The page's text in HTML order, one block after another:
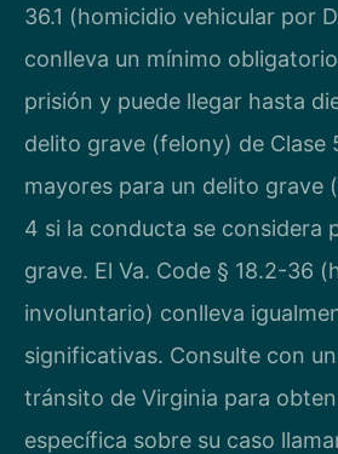
36.1 (homicidio vehicular por
conlleva un mínimo
prisión y puede llegar hasta
delito grave (felony) de Clase
mayores para un delito grave
4 si la conducta se considera
grave. El Va. Code § 18.2-36
involuntario) conlleva
significativas. Consulte con
tránsito de Virginia para
específica sobre su caso